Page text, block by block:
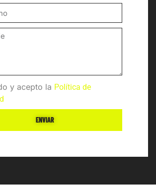
y acepto la Política de
ENVIAR